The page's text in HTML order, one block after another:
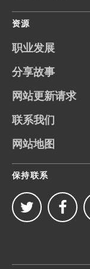
资源
职业发展
分享故事
网站更新请求
联系我们
网站地图
保持联系